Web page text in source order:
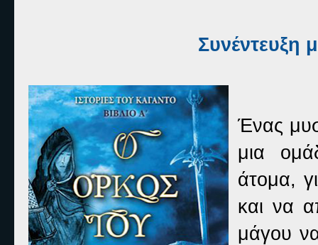
Συνέντευξη
Ένας
μια
άτομα,
και να
μάγου